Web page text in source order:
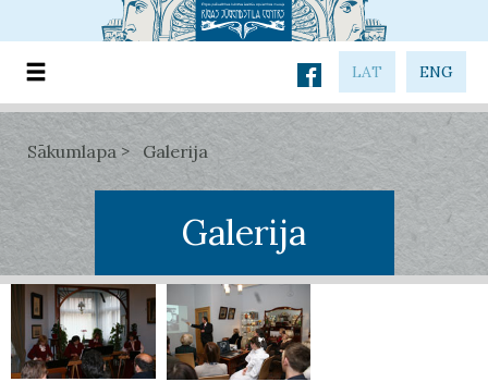
LAT ENG
Sākumlapa Galerija
Galerija